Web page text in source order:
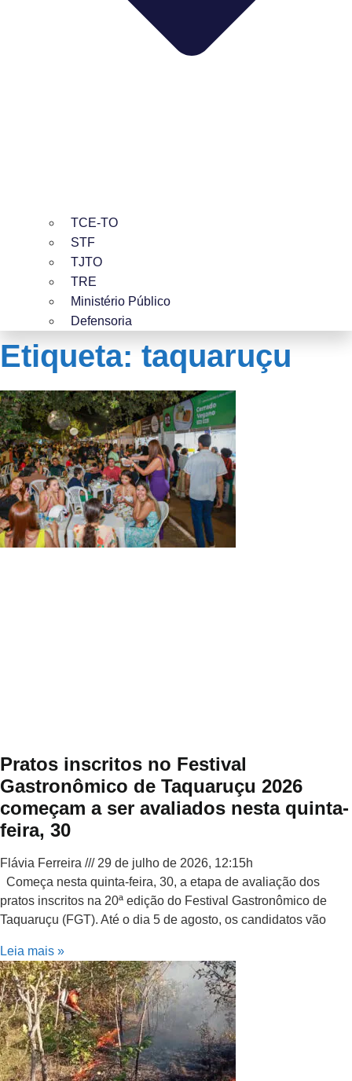
TCE-TO
STF
TJTO
TRE
Ministério Público
Defensoria
Etiqueta: taquaruçu
Pratos inscritos no Festival
Gastronômico de Taquaruçu 2026
começam a ser avaliados nesta quinta-
feira, 30
Flávia Ferreira
29 de julho de 2026, 12:15h
Começa nesta quinta-feira, 30, a etapa de avaliação dos
pratos inscritos na 20ª edição do Festival Gastronômico de
Taquaruçu (FGT). Até o dia 5 de agosto, os candidatos vão
Leia mais »